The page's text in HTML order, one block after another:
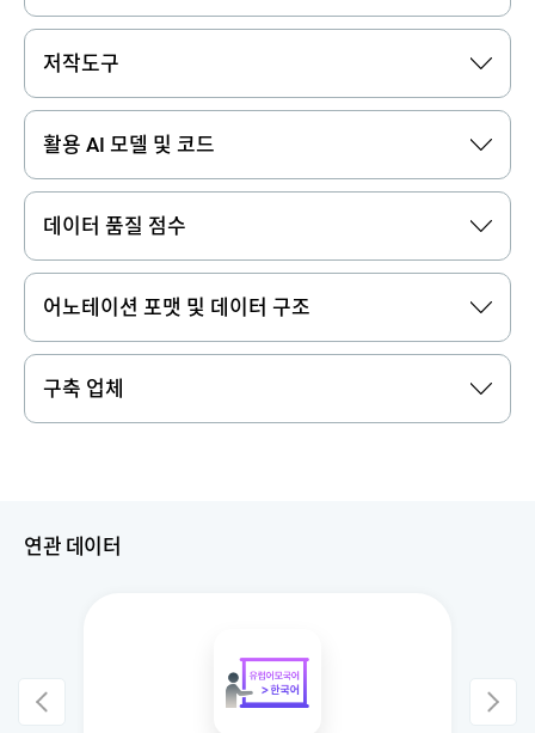
저작도구
활용 AI 모델 및 코드
데이터 품질 점수
어노테이션 포맷 및 데이터 구조
구축 업체
연관 데이터